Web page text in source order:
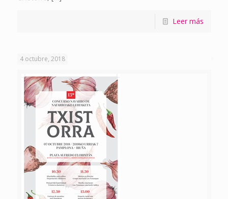
Leer más
4 octubre, 2018